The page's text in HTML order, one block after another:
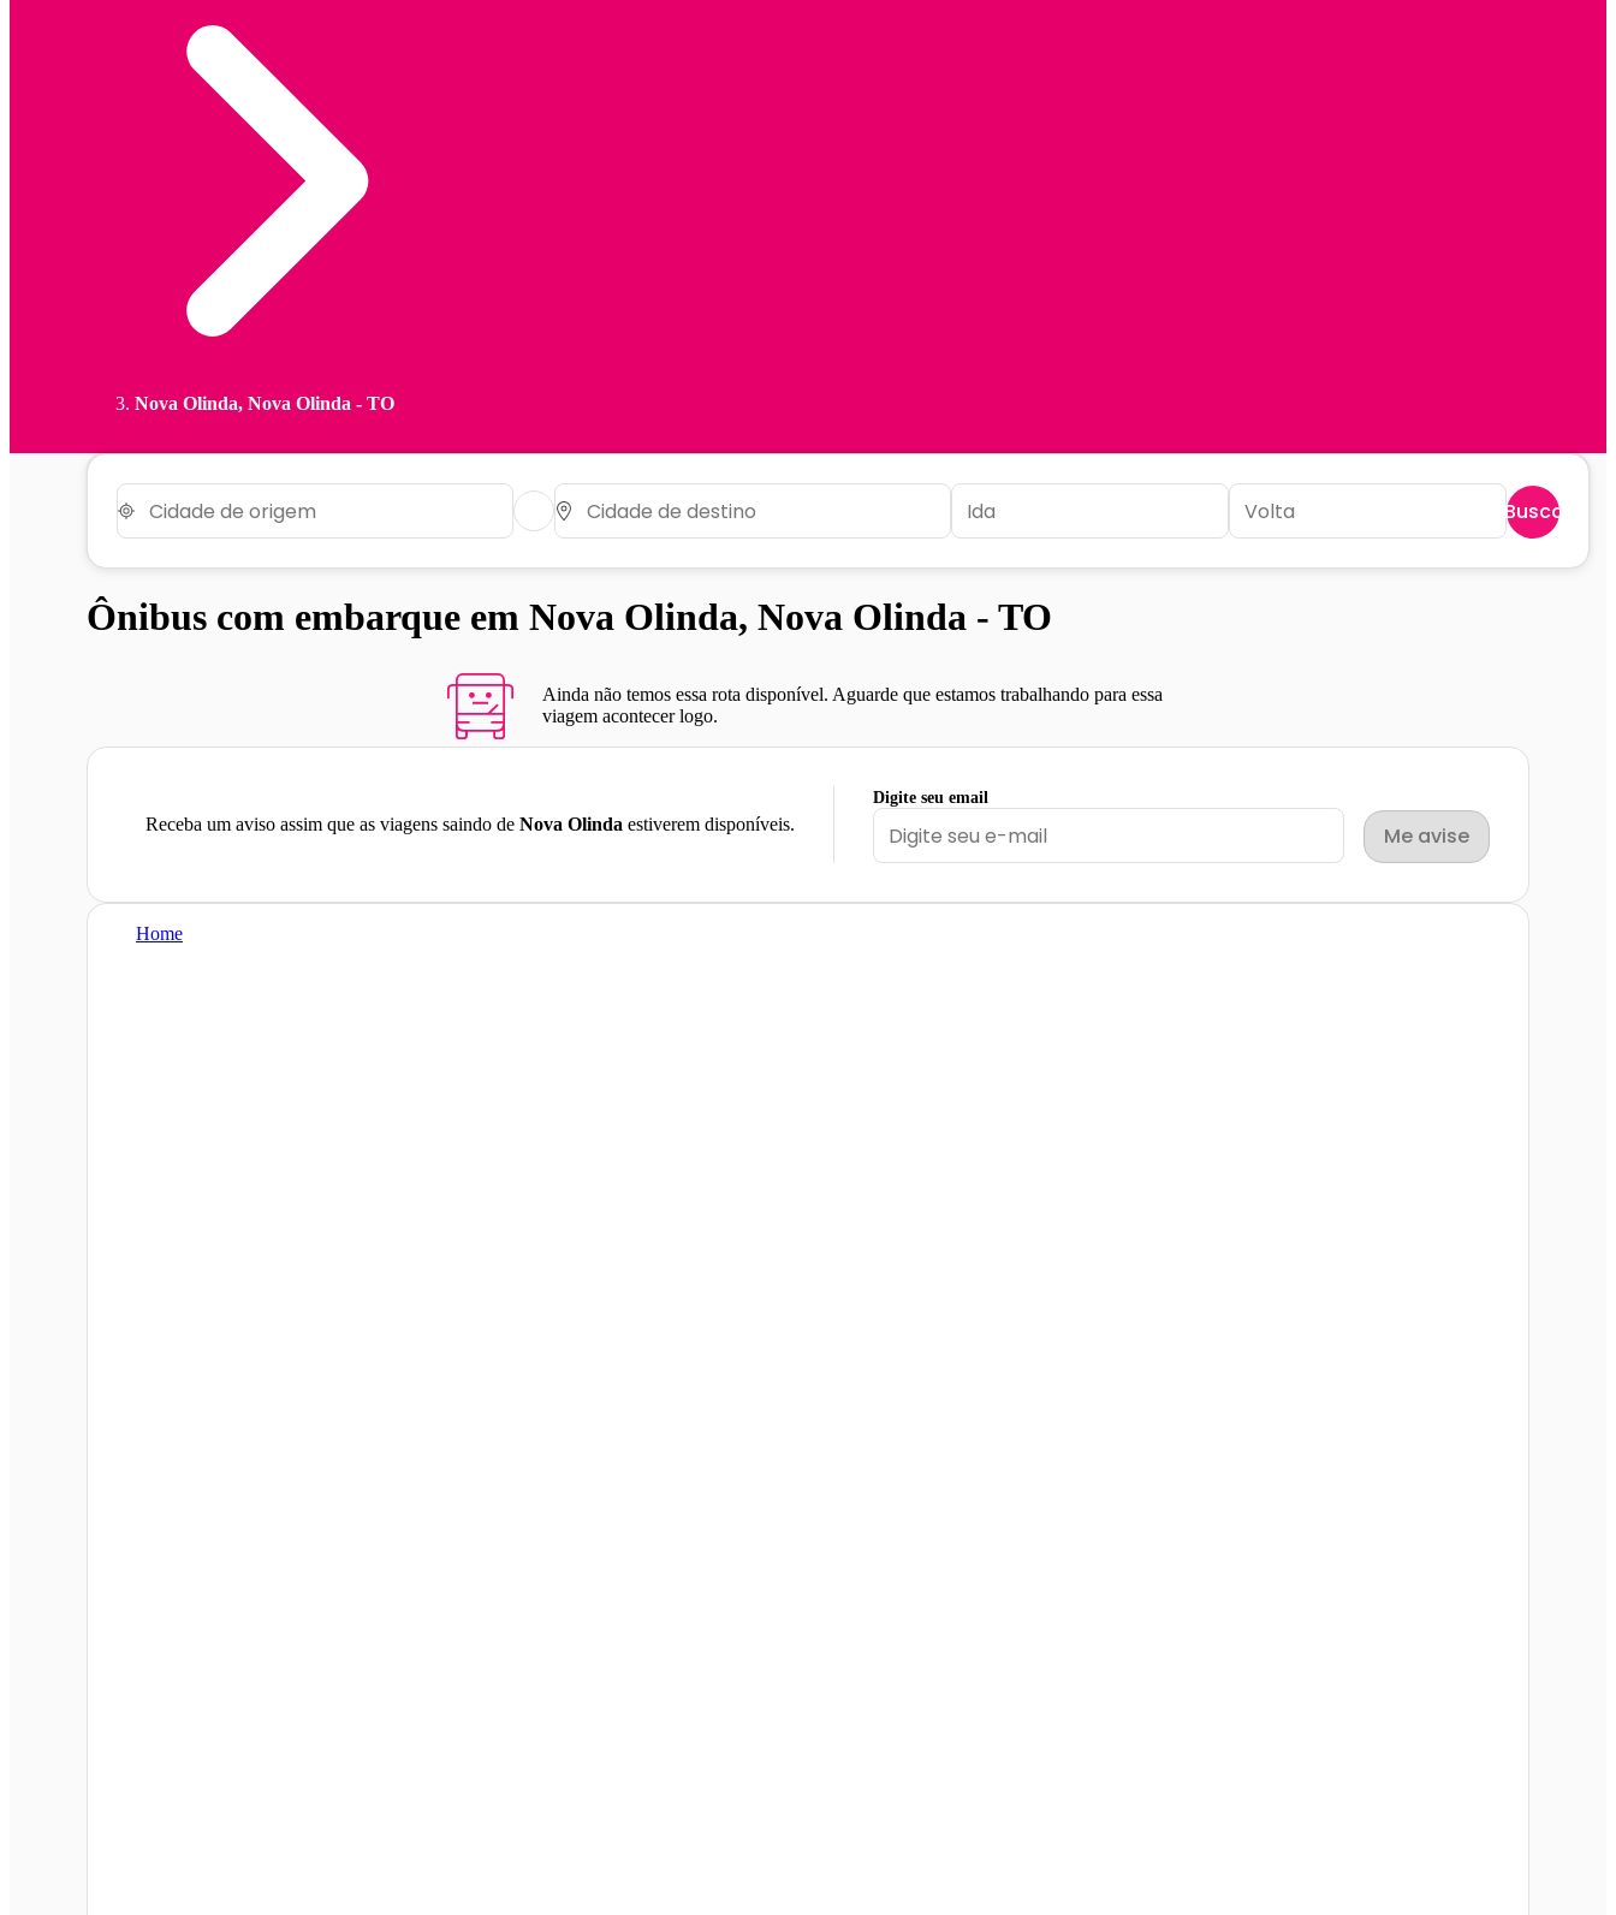
Nova Olinda, Nova Olinda - TO
Buscar
Ônibus com embarque em Nova Olinda, Nova Olinda - TO
Ainda não temos essa rota disponível. Aguarde que estamos trabalhando para essa
viagem acontecer logo.
Receba um aviso assim que as viagens saindo de Nova Olinda estiverem disponíveis.
Digite seu email
Me avise
Home